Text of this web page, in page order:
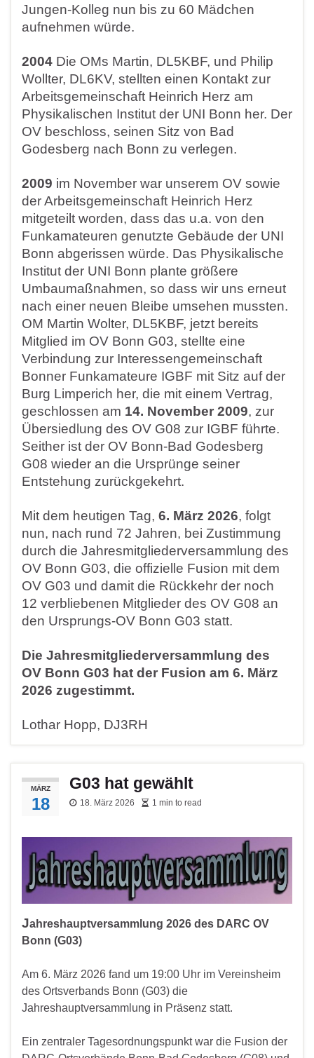
Jungen-Kolleg nun bis zu 60 Mädchen
aufnehmen würde.
2004 Die OMs Martin, DL5KBF, und Philip
Wollter, DL6KV, stellten einen Kontakt zur
Arbeitsgemeinschaft Heinrich Herz am
Physikalischen Institut der UNI Bonn her. Der
OV beschloss, seinen Sitz von Bad
Godesberg nach Bonn zu verlegen.
2009 im November war unserem OV sowie
der Arbeitsgemeinschaft Heinrich Herz
mitgeteilt worden, dass das u.a. von den
Funkamateuren genutzte Gebäude der UNI
Bonn abgerissen würde. Das Physikalische
Institut der UNI Bonn plante größere
Umbaumaßnahmen, so dass wir uns erneut
nach einer neuen Bleibe umsehen mussten.
OM Martin Wolter, DL5KBF, jetzt bereits
Mitglied im OV Bonn G03, stellte eine
Verbindung zur Interessengemeinschaft
Bonner Funkamateure IGBF mit Sitz auf der
Burg Limperich her, die mit einem Vertrag,
geschlossen am 14. November 2009, zur
Übersiedlung des OV G08 zur IGBF führte.
Seither ist der OV Bonn-Bad Godesberg
G08 wieder an die Ursprünge seiner
Entstehung zurückgekehrt.
Mit dem heutigen Tag, 6. März 2026, folgt
nun, nach rund 72 Jahren, bei Zustimmung
durch die Jahresmitgliederversammlung des
OV Bonn G03, die offizielle Fusion mit dem
OV G03 und damit die Rückkehr der noch
12 verbliebenen Mitglieder des OV G08 an
den Ursprungs-OV Bonn G03 statt.
Die Jahresmitgliederversammlung des
OV Bonn G03 hat der Fusion am 6. März
2026 zugestimmt.
Lothar Hopp, DJ3RH
MÄRZ
18
G03 hat gewählt
18. März 2026 1 min to read
Jahreshauptversammlung 2026 des DARC OV
Bonn (G03)
Am 6. März 2026 fand um 19:00 Uhr im Vereinsheim
des Ortsverbands Bonn (G03) die
Jahreshauptversammlung in Präsenz statt.
Ein zentraler Tagesordnungspunkt war die Fusion der